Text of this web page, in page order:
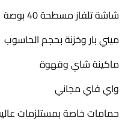
شاشة تلفاز مسطحة 40 بوصة
ميني بار وخزنة بحجم الحاسوب
ماكينة شاي وقهوة
واي فاي مجاني
حمامات خاصة بمستلزمات